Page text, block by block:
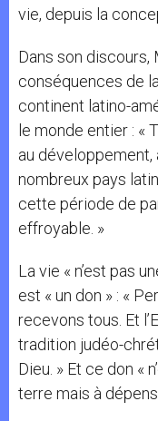
vie, depuis la
Dans son discours,
conséquences de
continent latino-
le monde entier : «
au développement,
nombreux pays
cette période de
effroyable. »
La vie « n’est pas
est « un don » : «
recevons tous. Et
tradition judéo-
Dieu. » Et ce don «
terre mais à